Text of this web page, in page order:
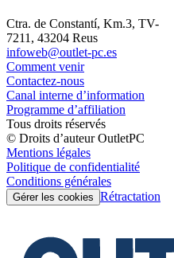
Ctra. de Constantí, Km.3, TV-
7211, 43204 Reus
infoweb@outlet-pc.es
Comment venir
Contactez-nous
Canal interne d’information
Programme d’affiliation
Tous droits réservés
© Droits d’auteur OutletPC
Mentions légales
Politique de confidentialité
Conditions générales
Gérer les cookies Rétractation